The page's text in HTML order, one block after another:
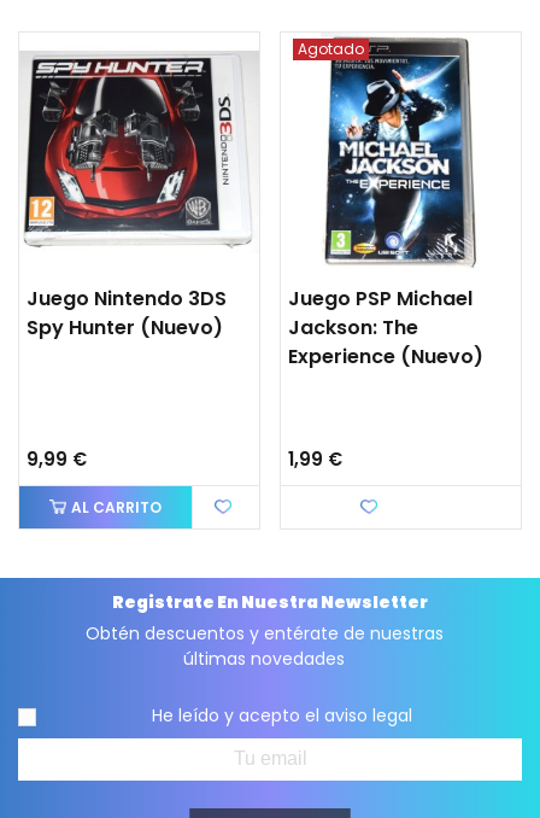
Juego Nintendo 3DS
Spy Hunter (nuevo)
9,99 €
AL CARRITO
Agotado
Juego PSP Michael
Jackson: The
Experience (nuevo)
1,99 €
Registrate En Nuestra Newsletter
Obtén descuentos y entérate de nuestras
últimas novedades
He leído y acepto el aviso legal